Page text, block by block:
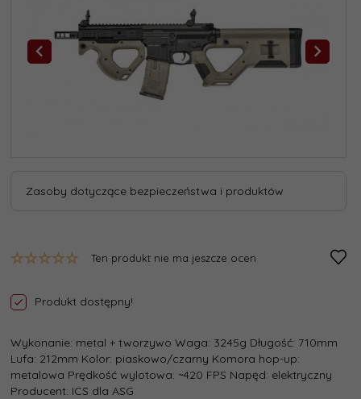
Zasoby dotyczące bezpieczeństwa i produktów
Ten produkt nie ma jeszcze ocen
Produkt dostępny!
Wykonanie: metal + tworzywo Waga: 3245g Długość: 710mm
Lufa: 212mm Kolor: piaskowo/czarny Komora hop-up:
metalowa Prędkość wylotowa: ~420 FPS Napęd: elektryczny
Producent: ICS dla ASG